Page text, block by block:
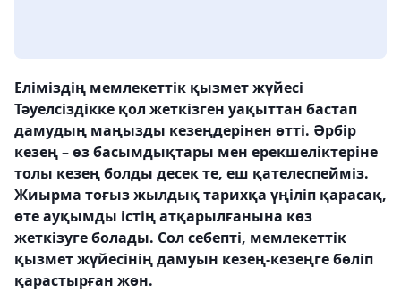
Еліміздің мемлекеттік қызмет жүйесі
Тәуелсіздікке қол жеткізген уақыттан бастап
дамудың маңызды кезеңдерінен өтті. Әрбір
кезең – өз басымдықтары мен ерекшеліктеріне
толы кезең болды десек те, еш қателеспейміз.
Жиырма тоғыз жылдық тарихқа үңіліп қарасақ,
өте ауқымды істің атқарылғанына көз
жеткізуге болады. Сол себепті, мемлекеттік
қызмет жүйесінің дамуын кезең-кезеңге бөліп
қарастырған жөн.